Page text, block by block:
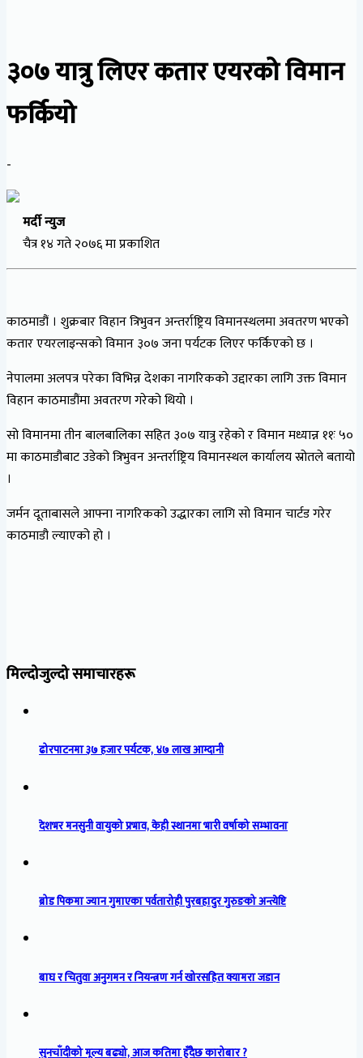
३०७ यात्रु लिएर कतार एयरको विमान
फर्कियो
-
मर्दी न्युज
चैत्र १४ गते २०७६ मा प्रकाशित
काठमाडौं । शुक्रबार विहान त्रिभुवन अन्तर्राष्ट्रिय विमानस्थलमा अवतरण भएको
कतार एयरलाइन्सको विमान ३०७ जना पर्यटक लिएर फर्किएको छ ।
नेपालमा अलपत्र परेका विभिन्न देशका नागरिकको उद्दारका लागि उक्त विमान
विहान काठमाडौंमा अवतरण गरेको थियो ।
सो विमानमा तीन बालबालिका सहित ३०७ यात्रु रहेको र विमान मध्यान्न ११ः ५०
मा काठमाडौबाट उडेको त्रिभुवन अन्तर्राष्ट्रिय विमानस्थल कार्यालय स्रोतले बतायो
।
जर्मन दूताबासले आफ्ना नागरिकको उद्धारका लागि सो विमान चार्टड गरेर
काठमाडौ ल्याएको हो ।
मिल्दोजुल्दो समाचारहरू
ढोरपाटनमा ३७ हजार पर्यटक, ४७ लाख आम्दानी
देशभर मनसुनी वायुको प्रभाव, केही स्थानमा भारी वर्षाको सम्भावना
ब्रोड पिकमा ज्यान गुमाएका पर्वतारोही पुरबहादुर गुरुङको अन्त्येष्टि
बाघ र चितुवा अनुगमन र नियन्त्रण गर्न खोरसहित क्यामरा जडान
सुनचाँदीको मूल्य बढ्यो, आज कतिमा हुँदैछ कारोबार ?